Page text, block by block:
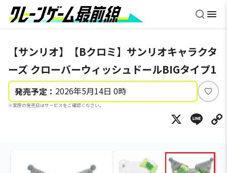
【サンリオ】【Bクロミ】サンリオキャラクタ
ーズ クローバーウィッシュドールBIGタイプ1
発売予定： 2026年5月14日 0時
※実際の発売日はサービスをご確認ください。
い
ね
X